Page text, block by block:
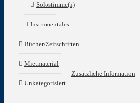
Zusätzliche Information
Solostimme(n)
Instrumentales
Bücher/Zeitschriften
Mietmaterial
Unkategorisiert